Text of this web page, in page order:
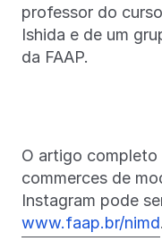
professor do
Ishida e de um
da FAAP.
O artigo completo
commerces de
Instagram pode
www.faap.br/nimd.